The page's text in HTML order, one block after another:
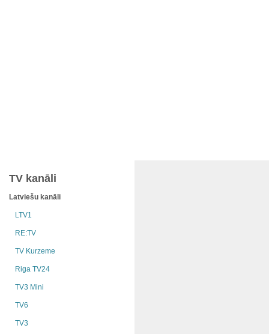
TV kanāli
Latviešu kanāli
LTV1
RE:TV
TV Kurzeme
Riga TV24
TV3 Mini
TV6
TV3